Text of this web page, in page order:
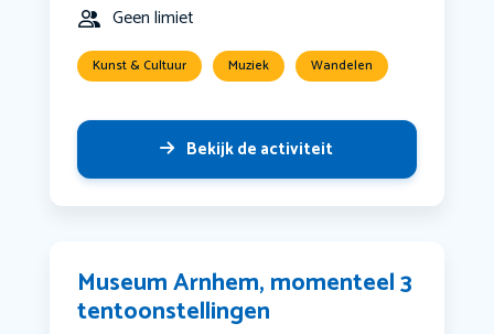
Geen limiet
Kunst & Cultuur Muziek Wandelen
Bekijk de activiteit
Museum Arnhem, momenteel 3
tentoonstellingen